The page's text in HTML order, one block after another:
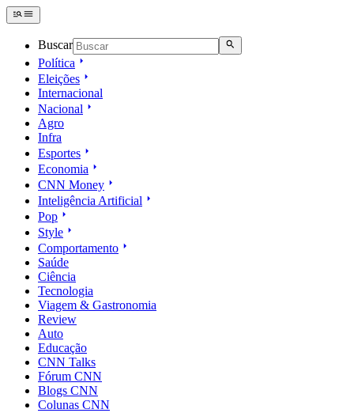
Buscar
Política
Eleições
Internacional
Nacional
Agro
Infra
Esportes
Economia
CNN Money
Inteligência Artificial
Pop
Style
Comportamento
Saúde
Ciência
Tecnologia
Viagem & Gastronomia
Review
Auto
Educação
CNN Talks
Fórum CNN
Blogs CNN
Colunas CNN